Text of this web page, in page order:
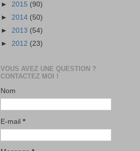
► 2015 (90)
► 2014 (50)
► 2013 (54)
► 2012 (23)
VOUS AVEZ UNE QUESTION ?
CONTACTEZ MOI !
Nom
E-mail *